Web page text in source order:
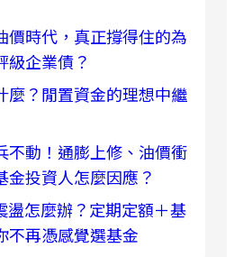
價時代，真正撐得住的為
級企業債？
麼？閒置資金的理想中繼
不動！通膨上修、油價衝
金投資人怎麼因應？
盪怎麼辦？定期定額＋基
不再憑感覺選基金